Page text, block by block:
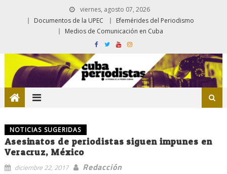
viernes, agosto 07, 2026
Documentos de la UPEC
Efemérides del Periodismo
Medios de Comunicación en Cuba
NOTICIAS SUGERIDAS
Asesinatos de periodistas siguen impunes en
Veracruz, México
diciembre 22, 2017
Redacción